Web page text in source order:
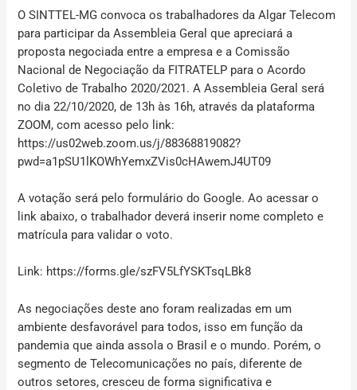
O SINTTEL-MG convoca os trabalhadores da Algar Telecom
para participar da Assembleia Geral que apreciará a
proposta negociada entre a empresa e a Comissão
Nacional de Negociação da FITRATELP para o Acordo
Coletivo de Trabalho 2020/2021.A Assembleia Geral será
no dia 22/10/2020, de 13h às 16h, através da plataforma
ZOOM, com acesso pelo link:
https://us02web.zoom.us/j/88368819082?
pwd=a1pSU1lKOWhYemxZVis0cHAwemJ4UT09
A votação será pelo formulário do Google. Ao acessar o
link abaixo, o trabalhador deverá inserir nome completo e
matrícula para validar o voto.
Link: https://forms.gle/szFV5LfYSKTsqLBk8
As negociações deste ano foram realizadas em um
ambiente desfavorável para todos, isso em função da
pandemia que ainda assola o Brasil e o mundo. Porém, o
segmento de Telecomunicações no país, diferente de
outros setores, cresceu de forma significativa e